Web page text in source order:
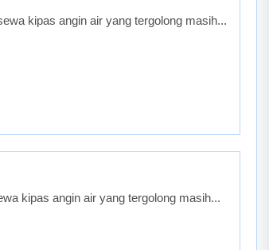
kipas angin air yang tergolong masih...
kipas angin air yang tergolong masih...